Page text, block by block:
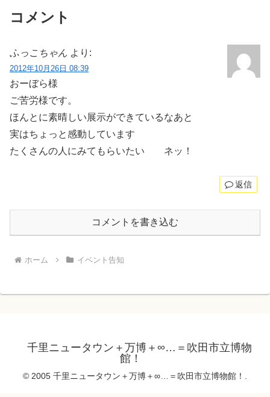
コメント
ふっこちゃん より:
2012年10月26日 08:39
おーぼら様
ご苦労様です。
ほんとに素晴しい展示ができているなあと
実はちょっと感動しています
たくさんの人にみてもらいたい ネッ！
返信
コメントを書き込む
ホーム イベント告知
千里ニュータウン＋万博＋∞…＝吹田市立博物
館！
© 2005 千里ニュータウン＋万博＋∞…＝吹田市立博物館！.